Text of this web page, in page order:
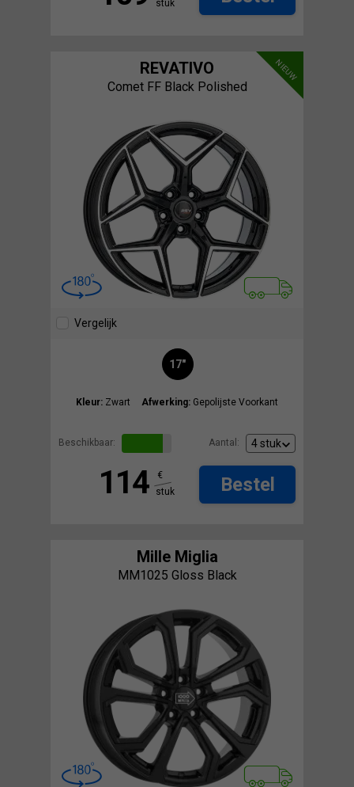
stuk
NIEUW
REVATIVO
Comet FF Black Polished
Vergelijk
17"
Kleur: Zwart Afwerking: Gepolijste Voorkant
Beschikbaar: Aantal:
114
€
stuk
Bestel
Mille Miglia
MM1025 Gloss Black